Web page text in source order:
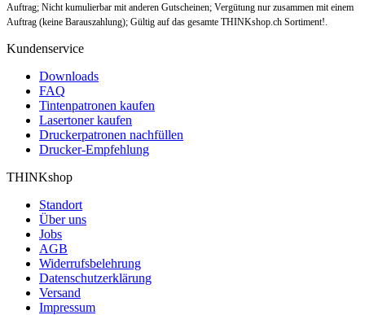
Auftrag; Nicht kumulierbar mit anderen Gutscheinen; Vergütung nur zusammen mit einem
Auftrag (keine Barauszahlung); Gültig auf das gesamte THINKshop.ch Sortiment!.
Kundenservice
Downloads
FAQ
Tintenpatronen kaufen
Lasertoner kaufen
Druckerpatronen nachfüllen
Drucker-Empfehlung
THINKshop
Standort
Über uns
Jobs
AGB
Widerrufsbelehrung
Datenschutzerklärung
Versand
Impressum